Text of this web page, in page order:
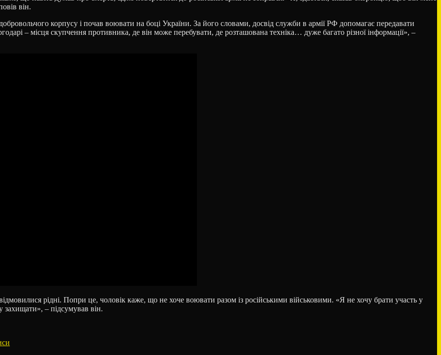
він.
корпусу і почав воювати на боці України. За його словами, досвід служби в армії РФ допомагає передавати
– місця скупчення противника, де він може перебувати, де розташована техніка… дуже багато різної інформації», –
рідні. Попри це, чоловік каже, що не хоче воювати разом із російськими військовими. «Я не хочу брати участь у
– підсумував він.